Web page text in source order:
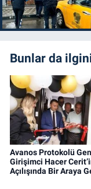
Bunlar da
Avanos Protokolü
Girişimci Hacer
Açılışında Bir Araya